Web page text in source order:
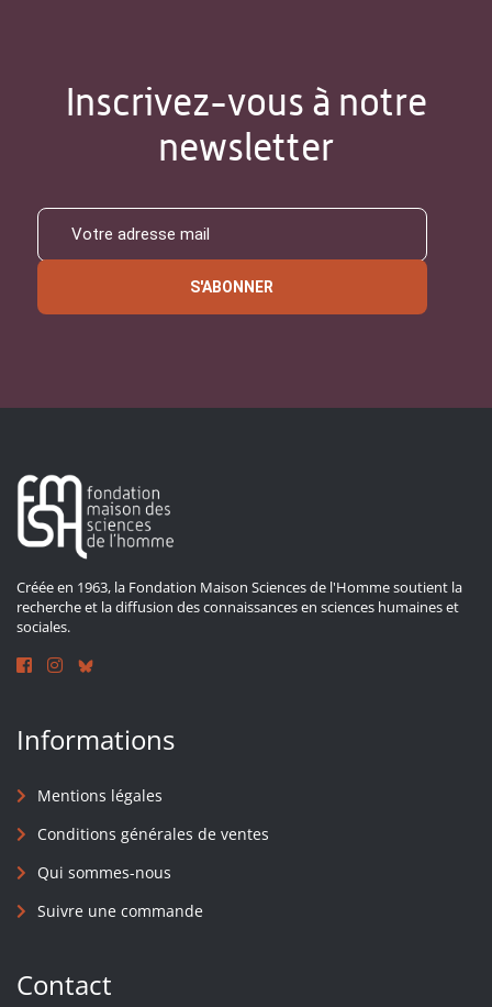
Inscrivez-vous à notre
newsletter
S'ABONNER
Créée en 1963, la Fondation Maison Sciences de l'Homme soutient la
recherche et la diffusion des connaissances en sciences humaines et
sociales.
Informations
Mentions légales
Conditions générales de ventes
Qui sommes-nous
Suivre une commande
Contact